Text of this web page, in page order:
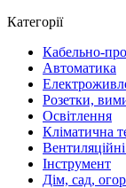
Категорії
Кабельно-
Автоматика
Розетки,
Освітлення
Кліматична
Інструмент
Дім, сад,